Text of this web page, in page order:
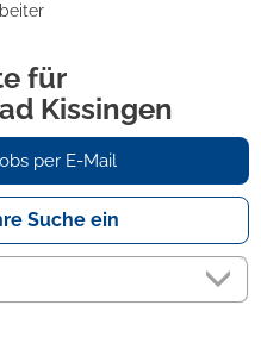
für
Kissingen
per E-Mail
Suche ein